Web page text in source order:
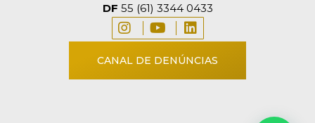
CANAL DE DENÚNCIAS
DF 55 (61) 3344 0433